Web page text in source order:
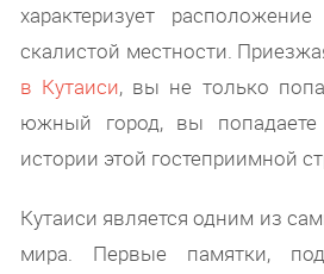
характеризует
скалистой местности.
в Кутаиси, вы не только
южный город, вы попадаете
истории этой гостеприимной
Кутаиси является одним из
мира. Первые памятки,